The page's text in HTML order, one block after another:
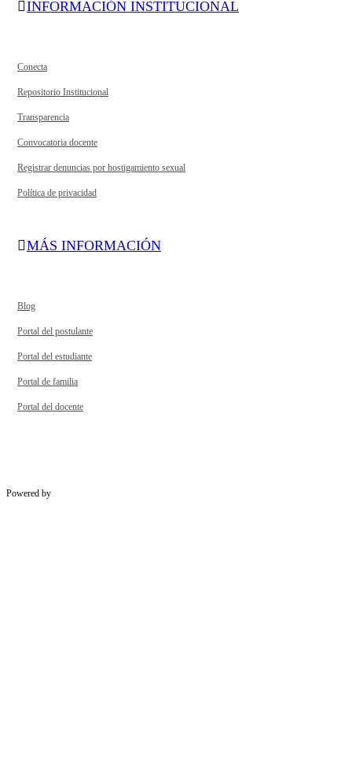
INFORMACIÓN INSTITUCIONAL
Conecta
Repositorio Institucional
Transparencia
Convocatoria docente
Registrar denuncias por hostigamiento sexual
Política de privacidad
MÁS INFORMACIÓN
Blog
Portal del postulante
Portal del estudiante
Portal de familia
Portal del docente
Powered by